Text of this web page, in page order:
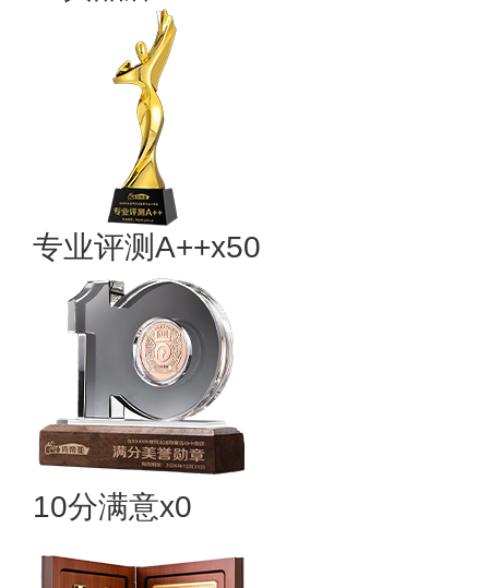
专业​评测A++x50
10分满意x0